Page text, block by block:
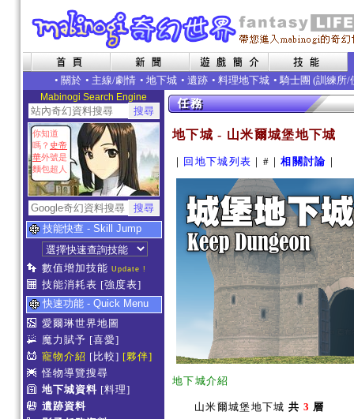
• 關於 • 主線/劇情 • 地下城 • 遺跡 • 料理地下城 • 騎士團 (訓練所/
Mabinogi Search Engine
你知道
嗎？ 史帝
華外號是
麵包超人
技能快查 - Skill Jump
數值增加技能 Update !
技能消耗表 [強度表]
快速功能 - Quick Menu
愛爾琳世界地圖
魔力賦予 [喜愛]
寵物介紹 [比較] [夥伴]
怪物導覽搜尋
地下城資料 [料理]
遺跡資料
地下城 - 山米爾城堡地下城
｜ 回地下城列表 ｜#｜相關討論 ｜
地下城介紹
山米爾城堡地下城 共 3 層